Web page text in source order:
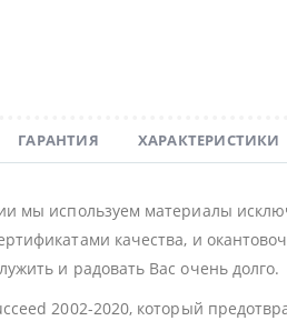
ГАРАНТИЯ ХАРАКТЕРИСТИКИ
мы используем материалы
качества, и
и радовать Вас очень долго.
2002-2020, который